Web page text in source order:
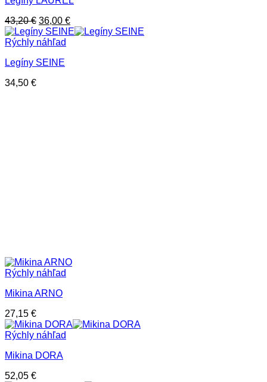
43,20€ Pôvodná
cena
bola:
36,00 €Aktuálna
cena
Rýchly náhľad
Legíny SEINE
34,50 €
Rýchly náhľad
Mikina ARNO
27,15 €
Rýchly náhľad
Mikina DORA
52,05 €